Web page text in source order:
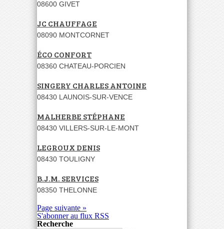
08600 GIVET
JC CHAUFFAGE
08090 MONTCORNET
ÉCO CONFORT
08360 CHATEAU-PORCIEN
SINGERY CHARLES ANTOINE
08430 LAUNOIS-SUR-VENCE
MALHERBE STÉPHANE
08430 VILLERS-SUR-LE-MONT
LEGROUX DENIS
08430 TOULIGNY
B.J.M. SERVICES
08350 THELONNE
Page suivante »
S'abonner au flux RSS
Recherche